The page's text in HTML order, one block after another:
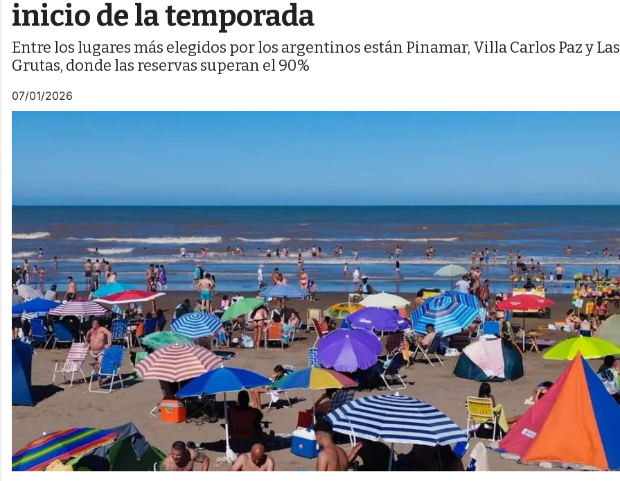
inicio de la temporada
Entre los lugares más elegidos por los argentinos están Pinamar, Villa Carlos Paz y Las
Grutas, donde las reservas superan el 90%
07/01/2026